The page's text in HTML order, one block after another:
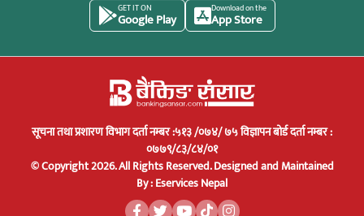
GET IT ON
Google Play
Download on the
App Store
सूचना तथा प्रशारण विभाग दर्ता नम्बर :५१३ /०७४/ ७५ विज्ञापन बोर्ड दर्ता नम्बर :
०७७९/८३/८४/०१
© Copyright 2026. All Rights Reserved.Designed and Maintained
By :Eservices Nepal